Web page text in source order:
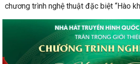
chương trình nghệ thuật đặc biệt “Hào